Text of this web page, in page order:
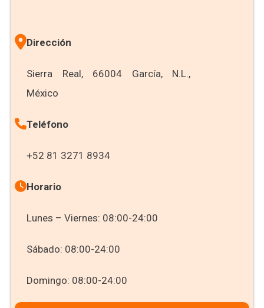
Dirección
Sierra Real, 66004 García, N.L.,
México
Teléfono
+52 81 3271 8934
Horario
Lunes – Viernes: 08:00-24:00
Sábado: 08:00-24:00
Domingo: 08:00-24:00